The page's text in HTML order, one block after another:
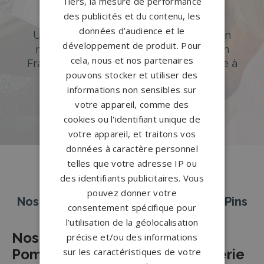
Accompagnement sur-mesure
Un accompagnement sur mesure et un
réseau de 1200 partenaires partout en
France. Personnalisation avancée grâce à
notre configurateur 3D en ligne.
PERSONNALISEZ VOTRE MONUMENT
Nos pierres tombales à Sausset-les-Pins
Nos Partenaires Agences de
Pompes Funèbres et de Marbrerie
des publicités et du contenu, les
données d’audience et le
développement de produit. Pour
cela, nous et nos partenaires
pouvons stocker et utiliser des
informations non sensibles sur
votre appareil, comme des
cookies ou l'identifiant unique de
votre appareil, et traitons vos
données à caractère personnel
telles que votre adresse IP ou
des identifiants publicitaires. Vous
pouvez donner votre
consentement spécifique pour
l’utilisation de la géolocalisation
précise et/ou des informations
sur les caractéristiques de votre